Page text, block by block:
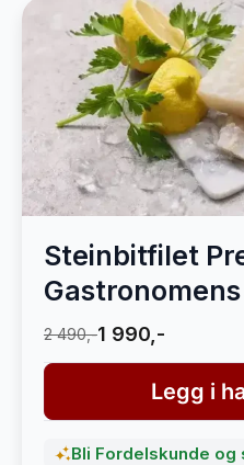
Steinbitfilet
2 490,-1 990,-
Legg i
Bli Fordelskunde og